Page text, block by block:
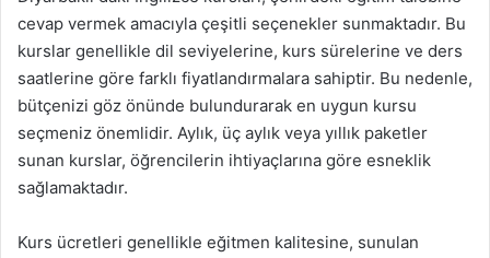
cevap vermek amacıyla çeşitli seçenekler sunmaktadır. Bu
kurslar genellikle dil seviyelerine, kurs sürelerine ve ders
saatlerine göre farklı fiyatlandırmalara sahiptir. Bu nedenle,
bütçenizi göz önünde bulundurarak en uygun kursu
seçmeniz önemlidir. Aylık, üç aylık veya yıllık paketler
sunan kurslar, öğrencilerin ihtiyaçlarına göre esneklik
sağlamaktadır.
Kurs ücretleri genellikle eğitmen kalitesine, sunulan